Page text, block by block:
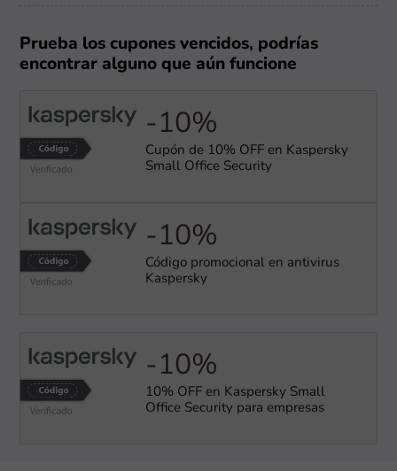
Prueba los cupones vencidos, podrías
encontrar alguno que aún funcione
-10%
Cupón de 10% OFF en Kaspersky
Small Office Security
-10%
Código promocional en antivirus
Kaspersky
-10%
10% OFF en Kaspersky Small
Office Security para empresas